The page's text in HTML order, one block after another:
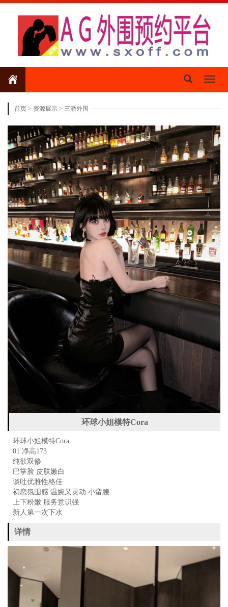
首页 > 资源展示 > 三潘外围
环球小姐模特Cora
环球小姐模特Cora
01 净高173
纯欲双修
巴掌脸 皮肤嫩白
谈吐优雅性格佳
初恋氛围感 温婉又灵动 小蛮腰
上下粉嫩 服务意识强
新人第一次下水
详情